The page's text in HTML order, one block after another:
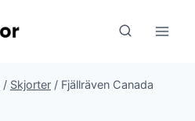
/ Skjorter / Fjällräven Canada